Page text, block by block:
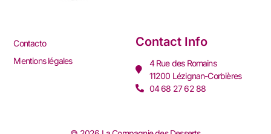
Contacto
Mentions légales
Contact Info
4 Rue des Romains
11200 Lézignan-Corbières
04 68 27 62 88